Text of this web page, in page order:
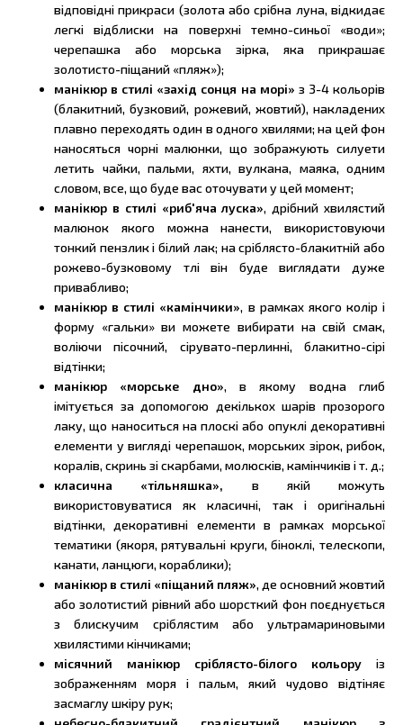
відповідні прикраси (золота або срібна луна, відкидає
легкі відблиски на поверхні темно-синьої «води»;
черепашка або морська зірка, яка прикрашає
золотисто-піщаний «пляж»);
манікюр в стилі «захід сонця на морі» з 3-4 кольорів
(блакитний, бузковий, рожевий, жовтий), накладених
плавно переходять один в одного хвилями; на цей фон
наносяться чорні малюнки, що зображують силуети
летить чайки, пальми, яхти, вулкана, маяка, одним
словом, все, що буде вас оточувати у цей момент;
манікюр в стилі «риб'яча луска», дрібний хвилястий
малюнок якого можна нанести, використовуючи
тонкий пензлик і білий лак; на сріблясто-блакитній або
рожево-бузковому тлі він буде виглядати дуже
привабливо;
манікюр в стилі «камінчики», в рамках якого колір і
форму «гальки» ви можете вибирати на свій смак,
воліючи пісочний, сірувато-перлинні, блакитно-сірі
відтінки;
манікюр «морське дно», в якому водна глиб
імітується за допомогою декількох шарів прозорого
лаку, що наноситься на плоскі або опуклі декоративні
елементи у вигляді черепашок, морських зірок, рибок,
коралів, скринь зі скарбами, молюсків, камінчиків і т. д.;
класична «тільняшка», в якій можуть
використовуватися як класичні, так і оригінальні
відтінки, декоративні елементи в рамках морської
тематики (якоря, рятувальні круги, біноклі, телескопи,
канати, ланцюги, кораблики);
манікюр в стилі «піщаний пляж», де основний жовтий
або золотистий рівний або шорсткий фон поєднується
з блискучим сріблястим або ультрамариновыми
хвилястими кінчиками;
місячний манікюр сріблясто-білого кольору із
зображенням моря і пальм, який чудово відтіняє
засмаглу шкіру рук;